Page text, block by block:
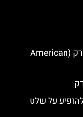
מוזיאון ההיסטוריה של הטבע בניו יורק (American
על שלט